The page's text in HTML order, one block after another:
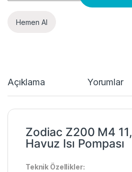
Hemen Al
Açıklama Yorumlar
Zodiac Z200 M4
Havuz Isı Pompası
Teknik Özellikler: